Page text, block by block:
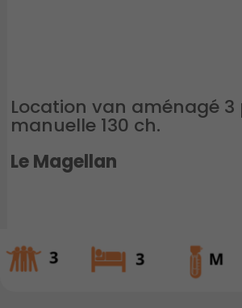
Location van aménagé
manuelle 130 ch.
Le Magellan